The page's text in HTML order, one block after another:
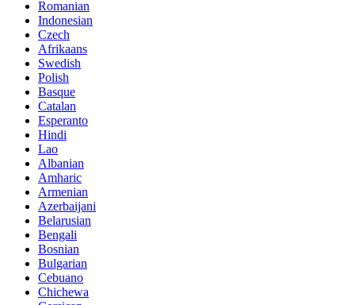
Romanian
Indonesian
Czech
Afrikaans
Swedish
Polish
Basque
Catalan
Esperanto
Hindi
Lao
Albanian
Amharic
Armenian
Azerbaijani
Belarusian
Bengali
Bosnian
Bulgarian
Cebuano
Chichewa